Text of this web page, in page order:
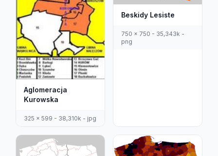
Aglomeracja
Kurowska
325 x 599 - 38,310k - jpg
Beskidy Lesiste
750 x 750 - 35,343k -
png